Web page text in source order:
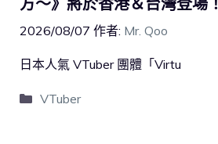
2026/08/07 作者: Mr. Qoo
日本人氣 VTuber 團體「Virtu
VTuber